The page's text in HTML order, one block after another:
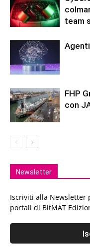
team
FHP
con
Newsletter
Iscriviti alla Newsletter
portali di BitMAT